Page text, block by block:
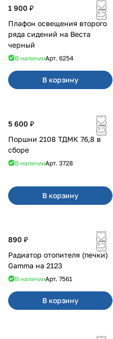
1 900 ₽
Плафон освещения второго
ряда сидений на Веста
черный
В наличииАрт. 6254
В корзину
5 600 ₽
Поршни 2108 ТДМК 76,8 в
сборе
В наличииАрт. 3728
В корзину
890 ₽
Радиатор отопителя (печки)
Gamma на 2123
В наличииАрт. 7561
В корзину